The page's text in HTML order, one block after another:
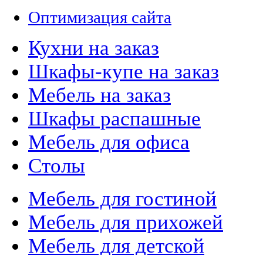
Оптимизация сайта
Кухни на заказ
Шкафы-купе на заказ
Мебель на заказ
Шкафы распашные
Мебель для офиса
Столы
Мебель для гостиной
Мебель для прихожей
Мебель для детской